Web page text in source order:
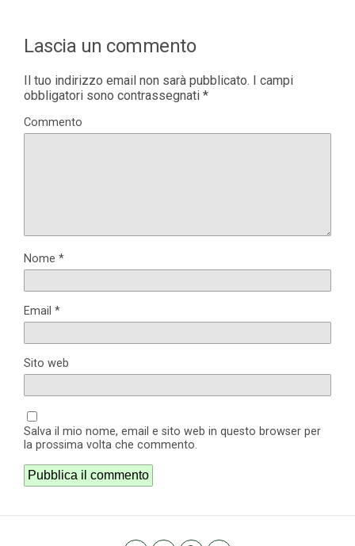
Lascia un commento
Il tuo indirizzo email non sarà pubblicato. I campi
obbligatori sono contrassegnati *
Commento
Nome *
Email *
Sito web
Salva il mio nome, email e sito web in questo browser per
la prossima volta che commento.